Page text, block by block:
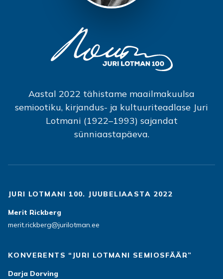
Aastal 2022 tähistame maailmakuulsa
semiootiku, kirjandus- ja kultuuriteadlase Juri
Lotmani (1922–1993) sajandat
sünniaastapäeva.
JURI LOTMANI 100. JUUBELIAASTA 2022
Merit Rickberg
merit.rickberg@jurilotman.ee
KONVERENTS “JURI LOTMANI SEMIOSFÄÄR”
Darja Dorving